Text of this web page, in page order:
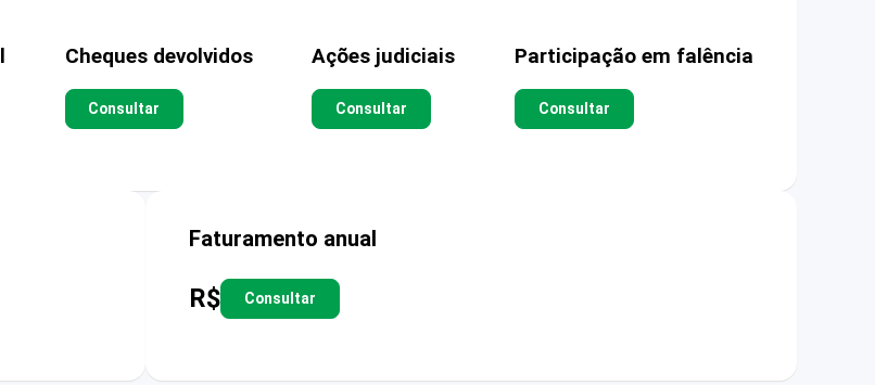
Cheques devolvidos
Consultar
Ações judiciais
Consultar
Participação em falência
Consultar
Faturamento anual
R$ Consultar